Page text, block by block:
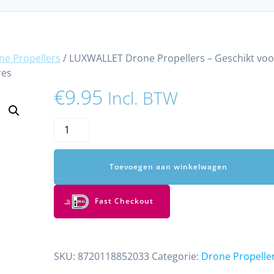
Propellers / LUXWALLET Drone Propellers – Geschikt
€9.95 Incl. BTW
LUXWALLET
Propellers
Geschikt
voor
De
–
Toevoegen aan winkelwagen
Fast Checkout
SKU: 8720118852033 Categorie: Drone